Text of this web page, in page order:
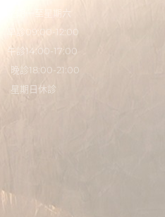
星期一至星期六
早診09:00-12:00
午診14:00-17:00
晚診18:00-21:00
星期日休診